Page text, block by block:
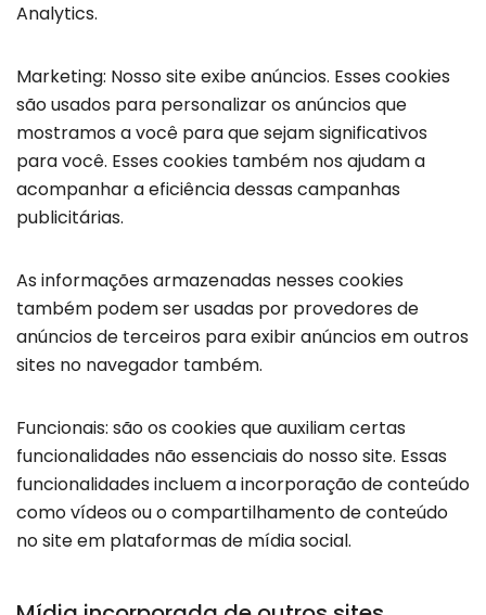
Analytics.
Marketing: Nosso site exibe anúncios. Esses cookies
são usados ​​para personalizar os anúncios que
mostramos a você para que sejam significativos
para você. Esses cookies também nos ajudam a
acompanhar a eficiência dessas campanhas
publicitárias.
As informações armazenadas nesses cookies
também podem ser usadas por provedores de
anúncios de terceiros para exibir anúncios em outros
sites no navegador também.
Funcionais: são os cookies que auxiliam certas
funcionalidades não essenciais do nosso site. Essas
funcionalidades incluem a incorporação de conteúdo
como vídeos ou o compartilhamento de conteúdo
no site em plataformas de mídia social.